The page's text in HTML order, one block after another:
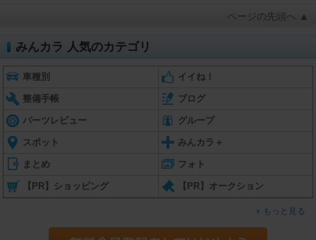
ページの先頭へ ▲
みんカラ 人気のカテゴリ
車種別 イイね！
整備手帳 ブログ
パーツレビュー グループ
スポット みんカラ＋
まとめ フォト
【PR】ショッピング 【PR】オークション
もっと見る